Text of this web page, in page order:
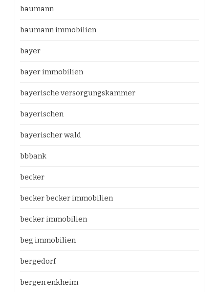
baumann
baumann immobilien
bayer
bayer immobilien
bayerische versorgungskammer
bayerischen
bayerischer wald
bbbank
becker
becker becker immobilien
becker immobilien
beg immobilien
bergedorf
bergen enkheim